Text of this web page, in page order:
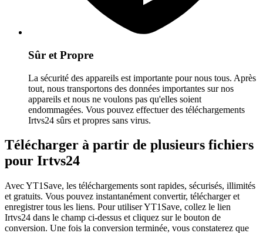
Sûr et Propre
La sécurité des appareils est importante pour nous tous. Après
tout, nous transportons des données importantes sur nos
appareils et nous ne voulons pas qu'elles soient
endommagées. Vous pouvez effectuer des téléchargements
Irtvs24 sûrs et propres sans virus.
Télécharger à partir de plusieurs fichiers
pour Irtvs24
Avec YT1Save, les téléchargements sont rapides, sécurisés, illimités
et gratuits. Vous pouvez instantanément convertir, télécharger et
enregistrer tous les liens. Pour utiliser YT1Save, collez le lien
Irtvs24 dans le champ ci-dessus et cliquez sur le bouton de
conversion. Une fois la conversion terminée, vous constaterez que